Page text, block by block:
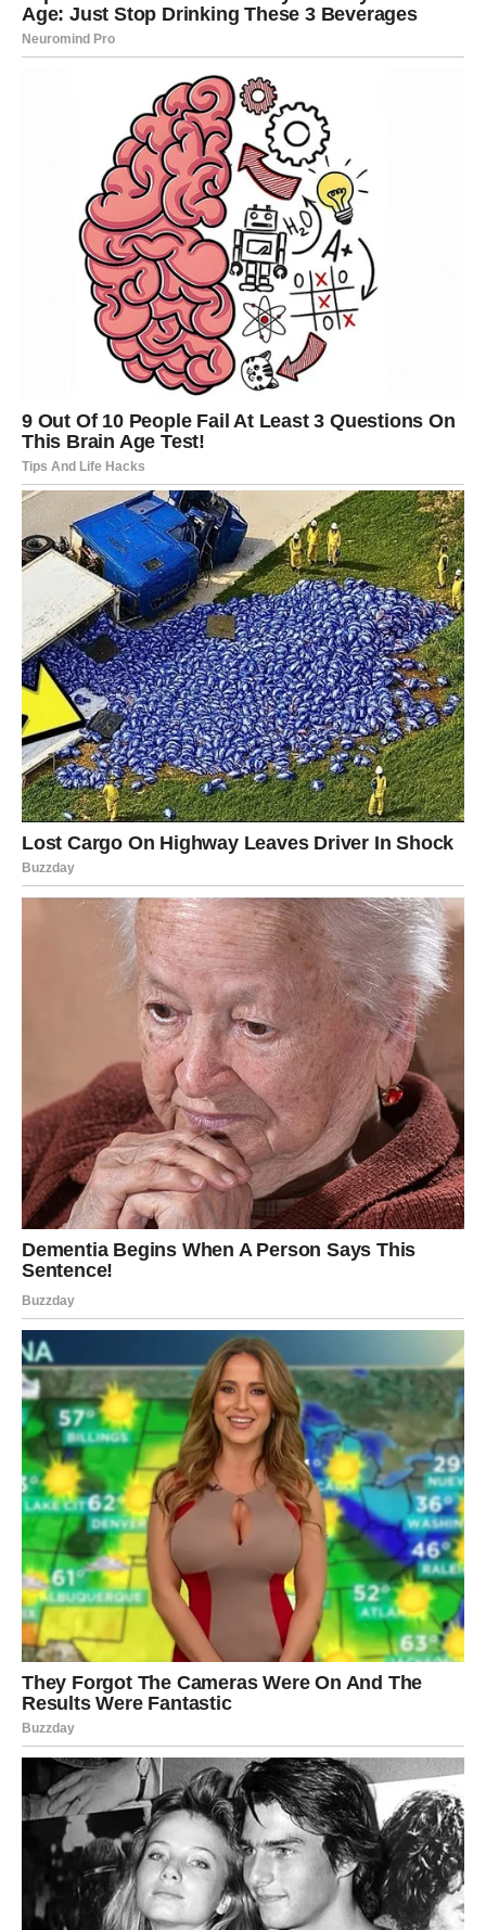
sigurnošću. Zadnja dekada februara donosi finansijsku
stabilizaciju i mogućnost poboljšanja prihoda.
U ljubavi – odnos se produbljuje, ali samo ako postoji
Karmička lekcija: ne vezujte se za ono što vam ne donosi
MITHUN (BLIZANCI) – SNAGA
KOMUNIKACIJE
Merkur vam daje moć reči. U narednim danima jedna
poruka ili razgovor mogu promeniti pravac vaše situacije.
U ljubavi – flert prerasta u nešto ozbiljnije.
U poslu – pregovori su uspešni.
Karma vas podseća da govorite istinu.
KARKA (RAK) – EMOTIVNO
ČIŠĆENJE
Mesec pojačava vašu osetljivost. Zadnja dekada februara
donosi zatvaranje emotivnog poglavlja.
Moguće je pomirenje, ali i konačno oslobađanje od
prošlosti.
U poslu – strpljenje donosi rezultat.
Karma vas vodi ka unutrašnjem miru.
SIMHA (LAV) – KRALJEVSKI
PREOKRET
Sunčeva energija vam donosi povratak samopouzdanja.
Ovo je period kada se vaša vrednost prepoznaje.
U ljubavi – dolazi priznanje ili nova osoba.
U poslu – moguće unapređenje ili javno priznanje.
Karma vas nagrađuje za dostojanstvo.
KANYA (DEVICA) – PRAKTIČNA
RAZREŠENJA
Merkur vam pomaže da sagledate detalje. Ova dekada je
idealna za rešavanje finansija i planova.
U ljubavi – iskren razgovor donosi jasnoću.
Karmička poruka: ne analizirajte previše – verujte intuiciji.
TULA (VAGA) – RAVNOTEŽA
IZMEĐU SRCA I UMA
Venera aktivira emotivne teme. Moguća je dilema između
prošlosti i budućnosti.
U poslu – diplomatija donosi uspeh.
U ljubavi – odluka donosi unutrašnji mir.
Karma traži autentičnost.
VRISCHIKA (ŠKORPIJA) –
DUBOKA TRANSFORMACIJA
Mars i Ketu donose razotkrivanje istine. Neka tajna može
izaći na videlo.